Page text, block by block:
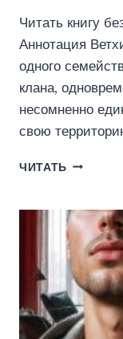
Читать книгу
Аннотация
одного
клана,
несомненно
свою
ЧИТАТЬ ДИКИЙ
РИНКА)